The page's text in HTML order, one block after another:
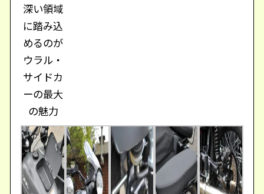
深い領域
に踏み込
めるのが
ウラル・
サイドカ
ーの最大
の魅力